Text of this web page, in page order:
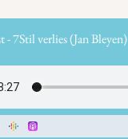
- 7Stil verlies (Jan Bleyen)